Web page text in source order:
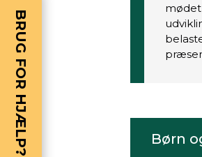
Børn
BRUG FOR HJÆLP?